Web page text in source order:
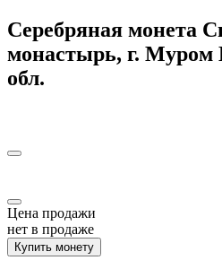
Серебряная монета
монастырь, г. Муром
обл.
Цена продажи
нет в продаже
Купить монету